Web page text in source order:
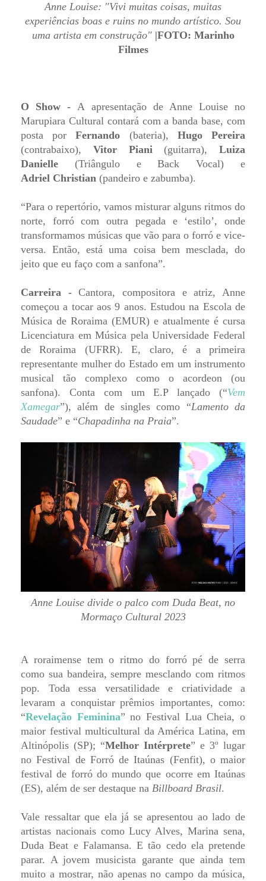
Anne Louise: "Vivi muitas coisas, muitas
experiências boas e ruins no mundo artístico. Sou
uma artista em construção" |FOTO: Marinho
Filmes
O Show - A apresentação de Anne Louise no
Marupiara Cultural contará com a banda base, com
posta porFernando (bateria), Hugo Pereira
(contrabaixo), Vitor Piani(guitarra), Luiza
Danielle (Triângulo e Back Vocal) e
Adriel Christian (pandeiro e zabumba).
“Para o repertório, vamos misturar alguns ritmos do
norte, forró com outra pegada e ‘estilo’, onde
transformamos músicas que vão para o forró e vice-
versa. Então, está uma coisa bem mesclada, do
jeito que eu faço com a sanfona”.
Carreira -Cantora, compositora e atriz, Anne
começou a tocar aos 9 anos. Estudou na Escola de
Música de Roraima (EMUR) e atualmente é cursa
Licenciatura em Música pela Universidade Federal
de Roraima (UFRR). E, claro, é a primeira
representante mulher do Estado em um instrumento
musical tão complexo como o acordeon (ou
sanfona). Conta com um E.P lançado (“Vem
Xamegar”), além de singles como “Lamento da
Saudade” e “Chapadinha na Praia”.
Anne Louise divide o palco com Duda Beat, no
Mormaço Cultural 2023
A roraimense tem o ritmo do forró pé de serra
como sua bandeira, sempre mesclando com ritmos
pop. Toda essa versatilidade e criatividade a
levaram a conquistar prêmios importantes, como:
“Revelação Feminina” no Festival Lua Cheia, o
maior festival multicultural da América Latina, em
Altinópolis (SP); “Melhor Intérprete” e 3º lugar
no Festival de Forró de Itaúnas (Fenfit), o maior
festival de forró do mundo que ocorre em Itaúnas
(ES), além de ser destaque na Billboard Brasil.
Vale ressaltar que ela já se apresentou ao lado de
artistas nacionais como Lucy Alves, Marina sena,
Duda Beat e Falamansa. E tão cedo ela pretende
parar. A jovem musicista garante que ainda tem
muito a mostrar, não apenas no campo da música,